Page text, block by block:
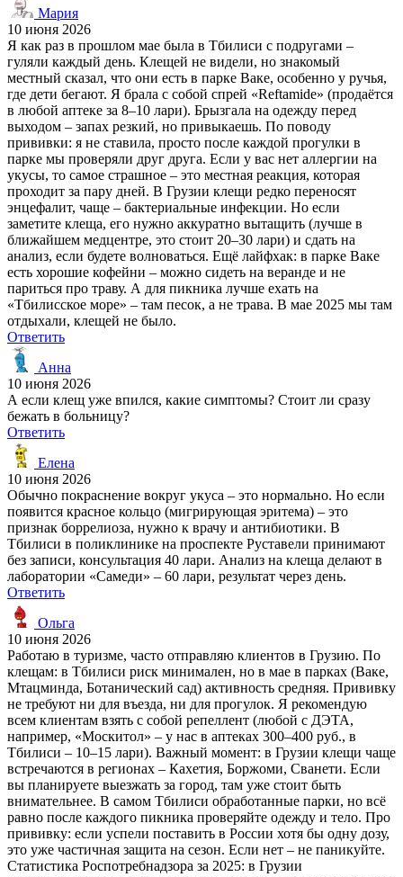
Мария
10 июня 2026
Я как раз в прошлом мае была в Тбилиси с подругами –
гуляли каждый день. Клещей не видели, но знакомый
местный сказал, что они есть в парке Ваке, особенно у ручья,
где дети бегают. Я брала с собой спрей «Reftamide» (продаётся
в любой аптеке за 8–10 лари). Брызгала на одежду перед
выходом – запах резкий, но привыкаешь. По поводу
прививки: я не ставила, просто после каждой прогулки в
парке мы проверяли друг друга. Если у вас нет аллергии на
укусы, то самое страшное – это местная реакция, которая
проходит за пару дней. В Грузии клещи редко переносят
энцефалит, чаще – бактериальные инфекции. Но если
заметите клеща, его нужно аккуратно вытащить (лучше в
ближайшем медцентре, это стоит 20–30 лари) и сдать на
анализ, если будете волноваться. Ещё лайфхак: в парке Ваке
есть хорошие кофейни – можно сидеть на веранде и не
париться про траву. А для пикника лучше ехать на
«Тбилисское море» – там песок, а не трава. В мае 2025 мы там
отдыхали, клещей не было.
Ответить
Анна
10 июня 2026
А если клещ уже впился, какие симптомы? Стоит ли сразу
бежать в больницу?
Ответить
Елена
10 июня 2026
Обычно покраснение вокруг укуса – это нормально. Но если
появится красное кольцо (мигрирующая эритема) – это
признак боррелиоза, нужно к врачу и антибиотики. В
Тбилиси в поликлинике на проспекте Руставели принимают
без записи, консультация 40 лари. Анализ на клеща делают в
лаборатории «Самеди» – 60 лари, результат через день.
Ответить
Ольга
10 июня 2026
Работаю в туризме, часто отправляю клиентов в Грузию. По
клещам: в Тбилиси риск минимален, но в мае в парках (Ваке,
Мтацминда, Ботанический сад) активность средняя. Прививку
не требуют ни для въезда, ни для прогулок. Я рекомендую
всем клиентам взять с собой репеллент (любой с ДЭТА,
например, «Москитол» – у нас в аптеках 300–400 руб., в
Тбилиси – 10–15 лари). Важный момент: в Грузии клещи чаще
встречаются в регионах – Кахетия, Боржоми, Сванети. Если
вы планируете выезжать за город, там уже стоит быть
внимательнее. В самом Тбилиси обработанные парки, но всё
равно после каждого пикника проверяйте одежду и тело. Про
прививку: если успели поставить в России хотя бы одну дозу,
это уже частичная защита на сезон. Если нет – не паникуйте.
Статистика Роспотребнадзора за 2025: в Грузии